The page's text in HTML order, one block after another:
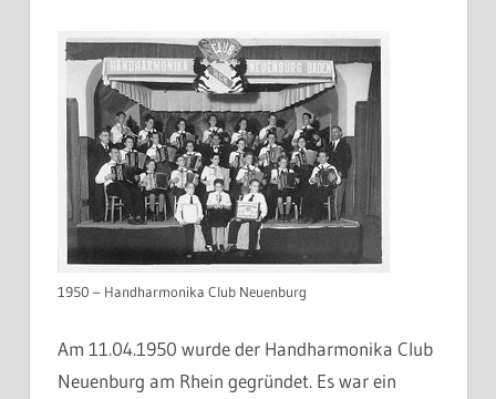
1950 – Handharmonika Club Neuenburg
Am 11.04.1950 wurde der Handharmonika Club
Neuenburg am Rhein gegründet. Es war ein